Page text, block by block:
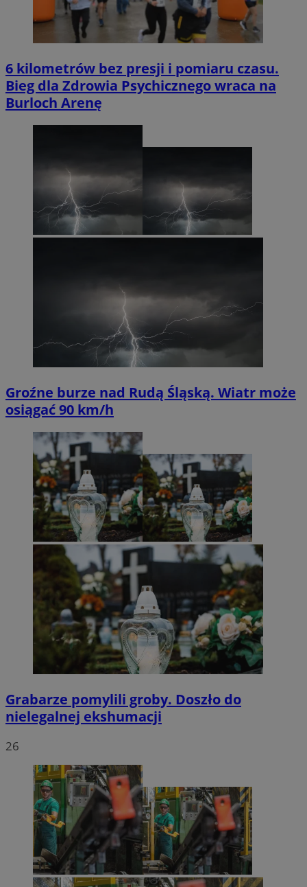
6 kilometrów bez presji i pomiaru czasu.
Bieg dla Zdrowia Psychicznego wraca na
Burloch Arenę
Groźne burze nad Rudą Śląską. Wiatr może
osiągać 90 km/h
Grabarze pomylili groby. Doszło do
nielegalnej ekshumacji
26